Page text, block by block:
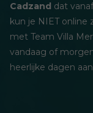
Cadzand dat
kun je NIET online
met Team Villa
vandaag of
heerlijke dagen